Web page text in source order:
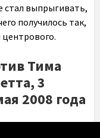
стал выпрыгивать,
получилось так,
центрового.
Тима
3
2008 года